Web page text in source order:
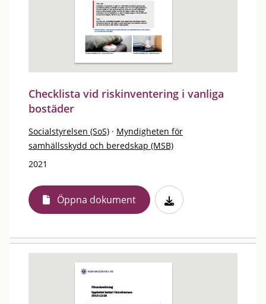
Checklista vid riskinventering i vanliga
bostäder
Socialstyrelsen (SoS) · Myndigheten för
samhällsskydd och beredskap (MSB)
2021
Öppna dokument